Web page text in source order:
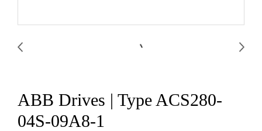
ABB Drives | Type ACS280-
04S-09A8-1